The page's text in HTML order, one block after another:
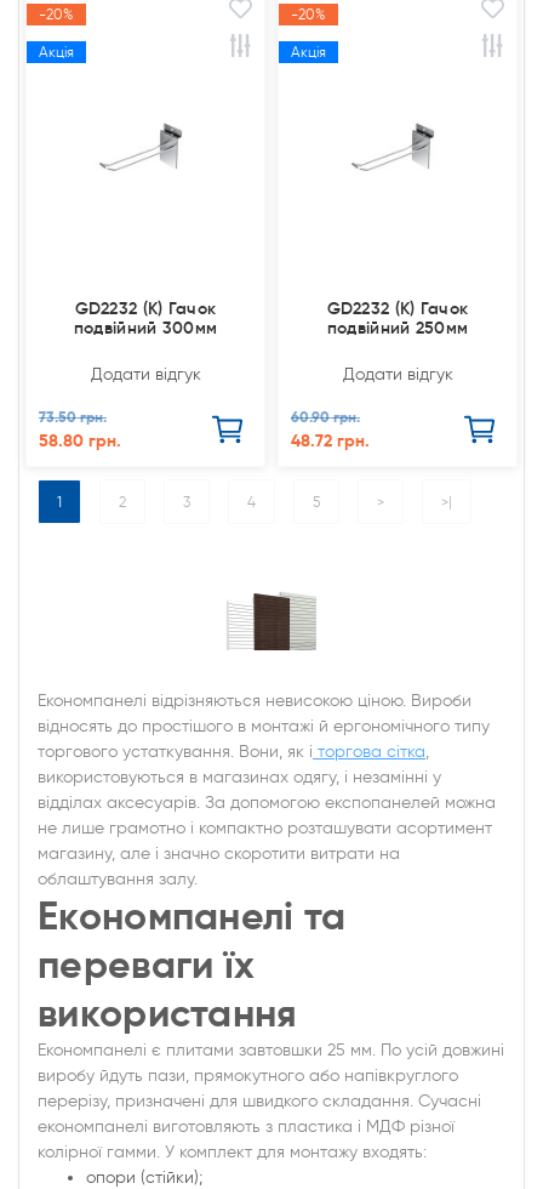
-20%
Акція
GD2232 (К) Гачок
подвійний 300мм
Додати відгук
73.50 грн.
58.80 грн.
-20%
Акція
GD2232 (К) Гачок
подвійний 250мм
Додати відгук
60.90 грн.
48.72 грн.
1 2 3 4 5 > >|
Економпанелі відрізняються невисокою ціною. Вироби
відносять до простішого в монтажі й ергономічного типу
торгового устаткування. Вони, як і торгова сітка,
використовуються в магазинах одягу, і незамінні у
відділах аксесуарів. За допомогою експопанелей можна
не лише грамотно і компактно розташувати асортимент
магазину, але і значно скоротити витрати на
облаштування залу.
Економпанелі та
переваги їх
використання
Економпанелі є плитами завтовшки 25 мм. По усій довжині
виробу йдуть пази, прямокутного або напівкруглого
перерізу, призначені для швидкого складання. Сучасні
економпанелі виготовляють з пластика і МДФ різної
колірної гамми. У комплект для монтажу входять:
опори (стійки);